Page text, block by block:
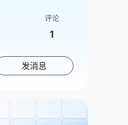
评论
1
发消息